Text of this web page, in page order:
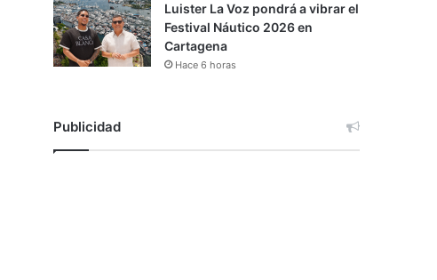
Luister La Voz pondrá a vibrar el
Festival Náutico 2026 en
Cartagena
Hace 6 horas
Publicidad